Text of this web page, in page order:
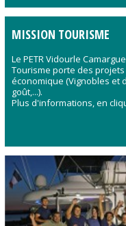
MISSION TOURISME
Le PETR Vidourle
Tourisme porte des
économique (Vignobles et
goût,...).
Plus d'informations, en